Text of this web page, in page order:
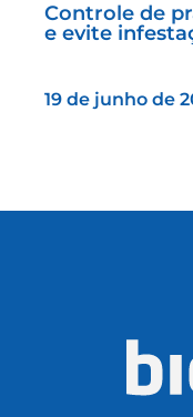
Controle de
e evite
19 de junho de